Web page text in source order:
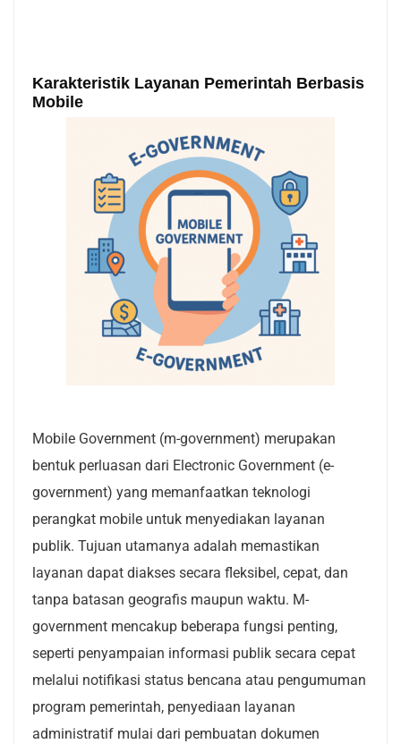
Karakteristik Layanan Pemerintah Berbasis
Mobile
Mobile Government (m-government) merupakan
bentuk perluasan dari Electronic Government (e-
government) yang memanfaatkan teknologi
perangkat mobile untuk menyediakan layanan
publik. Tujuan utamanya adalah memastikan
layanan dapat diakses secara fleksibel, cepat, dan
tanpa batasan geografis maupun waktu. M-
government mencakup beberapa fungsi penting,
seperti penyampaian informasi publik secara cepat
melalui notifikasi status bencana atau pengumuman
program pemerintah, penyediaan layanan
administratif mulai dari pembuatan dokumen